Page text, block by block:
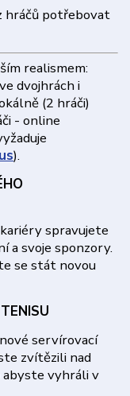
hráčů potřebovat
realismem:
dvojhrách i
(2 hráči)
- online
).
spravujete
a svoje sponzory.
se stát novou
servírovací
zvítězili nad
abyste vyhráli v